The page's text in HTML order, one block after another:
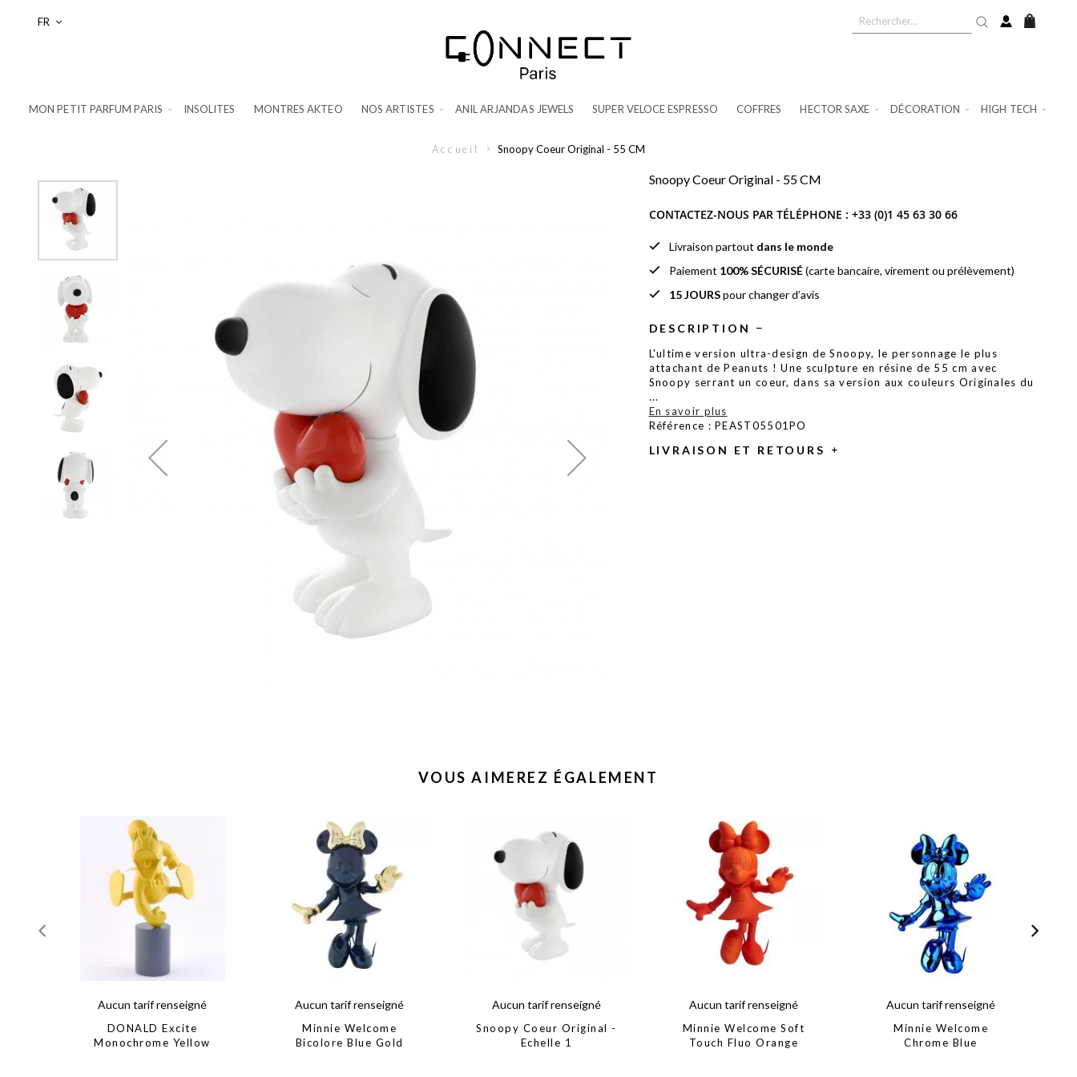
Langue
FR
MON PETIT PARFUM PARIS INSOLITES MONTRES AKTEO NOS ARTISTES ANIL ARJANDAS JEWELS SUPER VELOCE ESPRESSO COFFRES HECTOR SAXE DÉCORATION HIGH TECH
Accueil Snoopy Coeur Original - 55 CM
Snoopy Coeur Original - 55 CM
CONTACTEZ-NOUS PAR TÉLÉPHONE : +33 (0)1 45 63 30 66
Livraison partout dans le monde
Paiement 100% SÉCURISÉ(carte bancaire, virement ou prélèvement)
15 JOURSpour changer d’avis
DESCRIPTION
L'ultime version ultra-design de Snoopy, le personnage le plus
attachant de Peanuts ! Une sculpture en résine de 55 cm avec
Snoopy serrant un coeur, dans sa version aux couleurs Originales du
...
En savoir plus
Référence : PEAST05501PO
LIVRAISON ET RETOURS
VOUS AIMEREZ ÉGALEMENT
Aucun tarif renseigné
DONALD Excite
Monochrome Yellow
Aucun tarif renseigné
Minnie Welcome
Bicolore Blue Gold
Aucun tarif renseigné
Snoopy Coeur Original -
Echelle 1
Aucun tarif renseigné
Minnie Welcome Soft
Touch Fluo Orange
Aucun tarif renseigné
Minnie Welcome
Chrome Blue